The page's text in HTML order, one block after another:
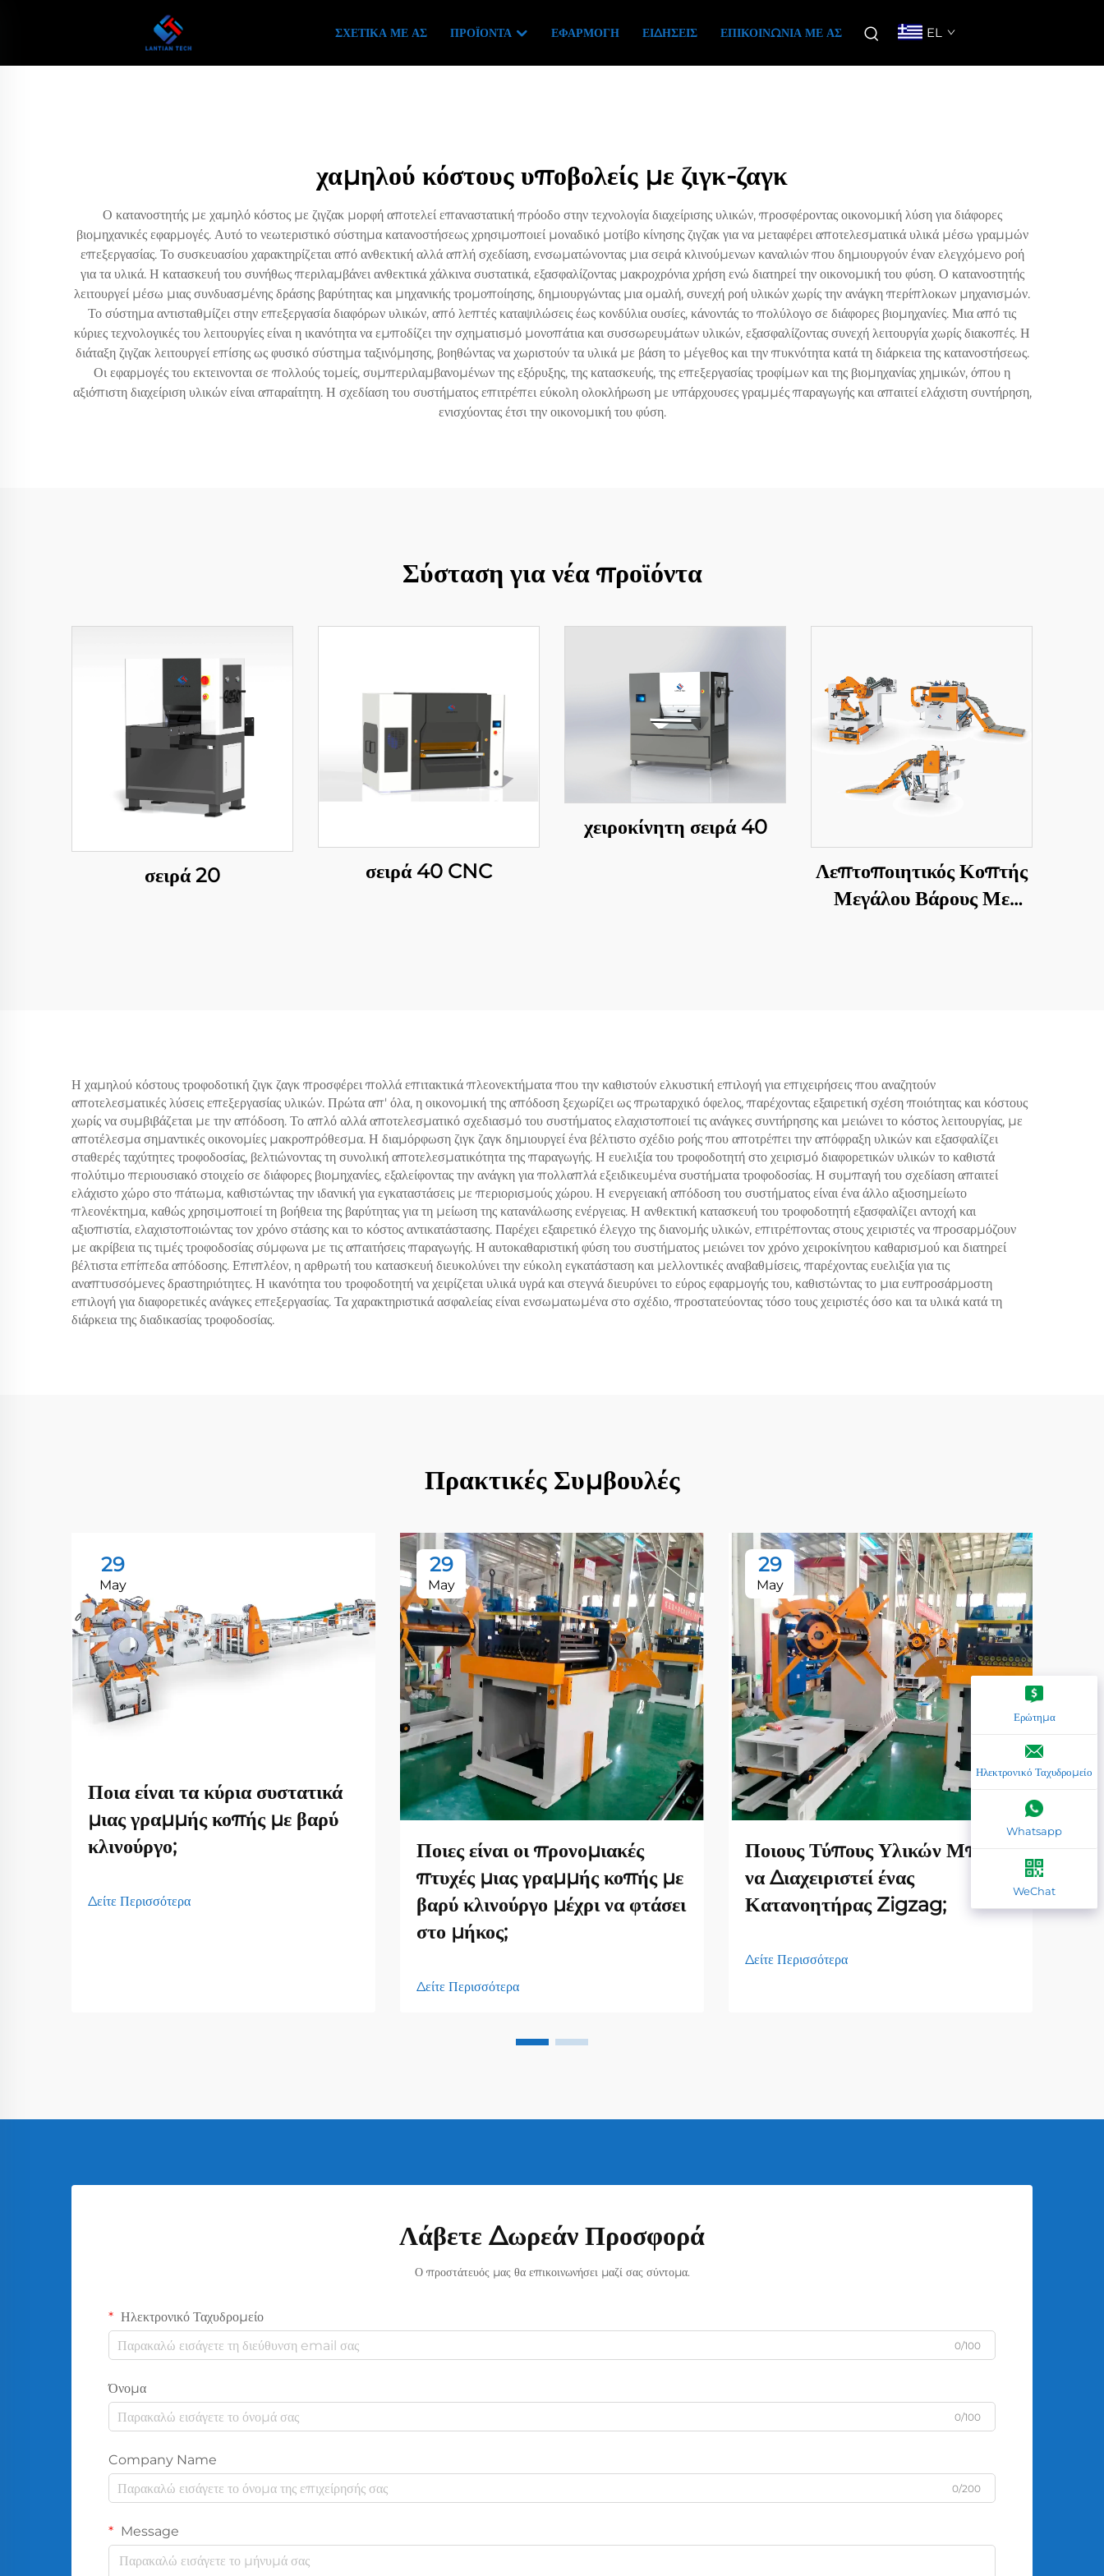
ΣΧΕΤΙΚΆ ΜΕ ΑΣ ΠΡΟΪΌΝΤΑ ΕΦΑΡΜΟΓΉ ΕΙΔΉΣΕΙΣ ΕΠΙΚΟΙΝΩΝΊΑ ΜΕ ΑΣ EL
χαμηλού κόστους υποβολείς με ζιγκ-ζαγκ
Ο κατανοστητής με χαμηλό κόστος με ζιγζακ μορφή αποτελεί επαναστατική πρόοδο στην τεχνολογία διαχείρισης υλικών, προσφέροντας οικονομική λύση για διάφορες
βιομηχανικές εφαρμογές. Αυτό το νεωτεριστικό σύστημα κατανοστήσεως χρησιμοποιεί μοναδικό μοτίβο κίνησης ζιγζακ για να μεταφέρει αποτελεσματικά υλικά μέσω γραμμών
επεξεργασίας. Το συσκευασίου χαρακτηρίζεται από ανθεκτική αλλά απλή σχεδίαση, ενσωματώνοντας μια σειρά κλινούμενων καναλιών που δημιουργούν έναν ελεγχόμενο ροή
για τα υλικά. Η κατασκευή του συνήθως περιλαμβάνει ανθεκτικά χάλκινα συστατικά, εξασφαλίζοντας μακροχρόνια χρήση ενώ διατηρεί την οικονομική του φύση. Ο κατανοστητής
λειτουργεί μέσω μιας συνδυασμένης δράσης βαρύτητας και μηχανικής τρομοποίησης, δημιουργώντας μια ομαλή, συνεχή ροή υλικών χωρίς την ανάγκη περίπλοκων μηχανισμών.
Το σύστημα αντισταθμίζει στην επεξεργασία διαφόρων υλικών, από λεπτές καταψιλώσεις έως κονδύλια ουσίες, κάνοντάς το πολύλογο σε διάφορες βιομηχανίες. Μια από τις
κύριες τεχνολογικές του λειτουργίες είναι η ικανότητα να εμποδίζει την σχηματισμό μονοπάτια και συσσωρευμάτων υλικών, εξασφαλίζοντας συνεχή λειτουργία χωρίς διακοπές. Η
διάταξη ζιγζακ λειτουργεί επίσης ως φυσικό σύστημα ταξινόμησης, βοηθώντας να χωριστούν τα υλικά με βάση το μέγεθος και την πυκνότητα κατά τη διάρκεια της κατανοστήσεως.
Οι εφαρμογές του εκτεινονται σε πολλούς τομείς, συμπεριλαμβανομένων της εξόρυξης, της κατασκευής, της επεξεργασίας τροφίμων και της βιομηχανίας χημικών, όπου η
αξιόπιστη διαχείριση υλικών είναι απαραίτητη. Η σχεδίαση του συστήματος επιτρέπει εύκολη ολοκλήρωση με υπάρχουσες γραμμές παραγωγής και απαιτεί ελάχιστη συντήρηση,
ενισχύοντας έτσι την οικονομική του φύση.
Σύσταση για νέα προϊόντα
σειρά 20 σειρά 40 CNC
χειροκίνητη σειρά 40
Λεπτοποιητικός Κοπτής
Μεγάλου Βάρους Με
Η χαμηλού κόστους τροφοδοτική ζιγκ ζαγκ προσφέρει πολλά επιτακτικά πλεονεκτήματα που την καθιστούν ελκυστική επιλογή για επιχειρήσεις που αναζητούν
αποτελεσματικές λύσεις επεξεργασίας υλικών. Πρώτα απ' όλα, η οικονομική της απόδοση ξεχωρίζει ως πρωταρχικό όφελος, παρέχοντας εξαιρετική σχέση ποιότητας και κόστους
χωρίς να συμβιβάζεται με την απόδοση. Το απλό αλλά αποτελεσματικό σχεδιασμό του συστήματος ελαχιστοποιεί τις ανάγκες συντήρησης και μειώνει το κόστος λειτουργίας, με
αποτέλεσμα σημαντικές οικονομίες μακροπρόθεσμα. Η διαμόρφωση ζιγκ ζαγκ δημιουργεί ένα βέλτιστο σχέδιο ροής που αποτρέπει την απόφραξη υλικών και εξασφαλίζει
σταθερές ταχύτητες τροφοδοσίας, βελτιώνοντας τη συνολική αποτελεσματικότητα της παραγωγής. Η ευελιξία του τροφοδοτητή στο χειρισμό διαφορετικών υλικών το καθιστά
πολύτιμο περιουσιακό στοιχείο σε διάφορες βιομηχανίες, εξαλείφοντας την ανάγκη για πολλαπλά εξειδικευμένα συστήματα τροφοδοσίας. Η συμπαγή του σχεδίαση απαιτεί
ελάχιστο χώρο στο πάτωμα, καθιστώντας την ιδανική για εγκαταστάσεις με περιορισμούς χώρου. Η ενεργειακή απόδοση του συστήματος είναι ένα άλλο αξιοσημείωτο
πλεονέκτημα, καθώς χρησιμοποιεί τη βοήθεια της βαρύτητας για τη μείωση της κατανάλωσης ενέργειας. Η ανθεκτική κατασκευή του τροφοδοτητή εξασφαλίζει αντοχή και
αξιοπιστία, ελαχιστοποιώντας τον χρόνο στάσης και το κόστος αντικατάστασης. Παρέχει εξαιρετικό έλεγχο της διανομής υλικών, επιτρέποντας στους χειριστές να προσαρμόζουν
με ακρίβεια τις τιμές τροφοδοσίας σύμφωνα με τις απαιτήσεις παραγωγής. Η αυτοκαθαριστική φύση του συστήματος μειώνει τον χρόνο χειροκίνητου καθαρισμού και διατηρεί
βέλτιστα επίπεδα απόδοσης. Επιπλέον, η αρθρωτή του κατασκευή διευκολύνει την εύκολη εγκατάσταση και μελλοντικές αναβαθμίσεις, παρέχοντας ευελιξία για τις
αναπτυσσόμενες δραστηριότητες. Η ικανότητα του τροφοδοτητή να χειρίζεται υλικά υγρά και στεγνά διευρύνει το εύρος εφαρμογής του, καθιστώντας το μια ευπροσάρμοστη
επιλογή για διαφορετικές ανάγκες επεξεργασίας. Τα χαρακτηριστικά ασφαλείας είναι ενσωματωμένα στο σχέδιο, προστατεύοντας τόσο τους χειριστές όσο και τα υλικά κατά τη
διάρκεια της διαδικασίας τροφοδοσίας.
Πρακτικές Συμβουλές
29
May
Ποια είναι τα κύρια συστατικά
μιας γραμμής κοπής με βαρύ
κλινούργο;
Δείτε Περισσότερα
29
May
Ποιες είναι οι προνομιακές
πτυχές μιας γραμμής κοπής με
βαρύ κλινούργο μέχρι να φτάσει
στο μήκος;
Δείτε Περισσότερα
29
May
Ποιους Τύπους Υλικών Μπορεί
να Διαχειριστεί ένας
Κατανοητήρας Zigzag;
Δείτε Περισσότερα
Λάβετε Δωρεάν Προσφορά
Ο προστάτευός μας θα επικοινωνήσει μαζί σας σύντομα.
Ηλεκτρονικό Ταχυδρομείο
0/100
Όνομα
0/100
Company Name
0/200
Message
Ερώτημα
Ηλεκτρονικό Ταχυδρομείο
Whatsapp
WeChat